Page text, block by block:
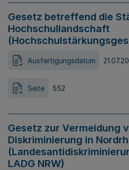
Gesetz betreffend die
Hochschullandschaft
Ausfertigungsdatum
Seite 552
Gesetz zur Vermeidung
Diskriminierung in
LADG NRW)